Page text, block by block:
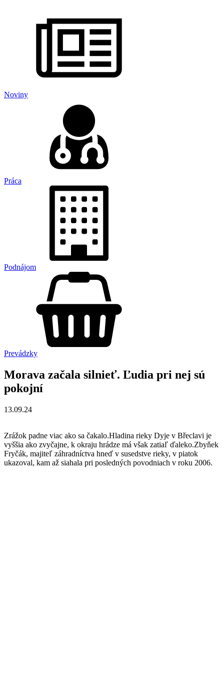
Noviny
Práca
Podnájom
Prevádzky
Morava začala silnieť. Ľudia pri nej sú
pokojní
13.09.24
Zrážok padne viac ako sa čakalo.Hladina rieky Dyje v Břeclavi je
vyššia ako zvyčajne, k okraju hrádze má však zatiaľ ďaleko.Zbyňek
Fryčák, majiteľ záhradníctva hneď v susedstve rieky, v piatok
ukazoval, kam až siahala pri posledných povodniach v roku 2006.